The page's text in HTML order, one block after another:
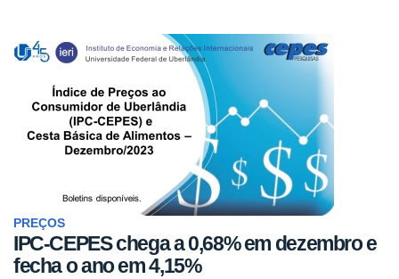
PREÇOS
IPC-CEPES chega a 0,68% em dezembro e
fecha o ano em 4,15%